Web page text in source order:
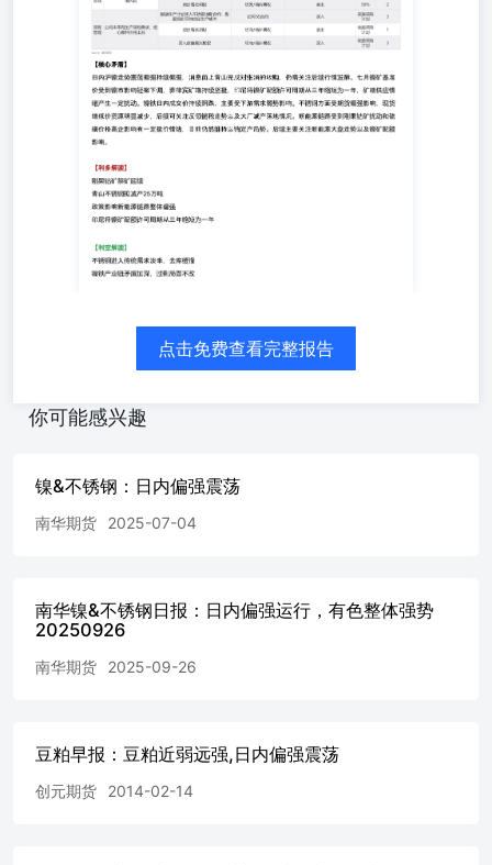
价资源明显减少，后续可关注反倾销税走势以及大厂减产落
地情况。新能源链路受到刚果钴矿扰动和硫磺价格高企影响
有一定挺价情绪，目前仍然维持以销定产局势。后续主要关
注新能源大盘走势以及镍矿配额影响。 【利多解读】 刚果
钴矿禁矿延续青山不锈钢拟减产25万吨政策影响新能源链路
整体偏强印尼将镍矿配额许可周期从三年缩短为一年 【利
空解读】 不锈钢进入传统需求淡季，去库缓慢镍铁产业链
矛盾加深，过剩局面不改 纯镍库存高企 七月镍矿基准价以
及升水轻微下调
点击免费查看完整报告
你可能感兴趣
镍&不锈钢：日内偏强震荡
南华期货 2025-07-04
南华镍&不锈钢日报：日内偏强运行，有色整体强势
20250926
南华期货 2025-09-26
豆粕早报：豆粕近弱远强,日内偏强震荡
创元期货 2014-02-14